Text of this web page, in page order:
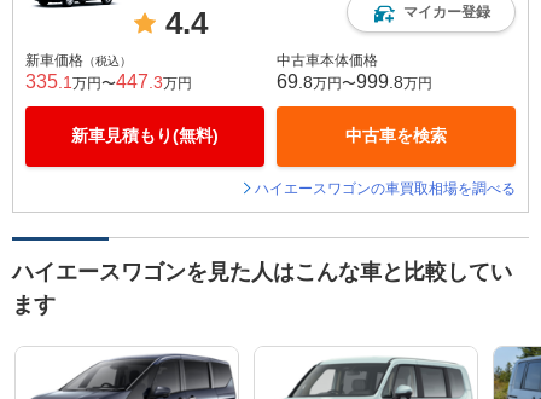
4.4 マイカー登録
新車価格 （税込）
335 .1 万円〜447 .3万円
新車見積もり(無料)
中古車本体価格
69 .8万円〜999 .8万円
中古車を検索
ハイエースワゴンの車買取相場を調べる
ハイエースワゴンを見た人はこんな車と比較してい
ます